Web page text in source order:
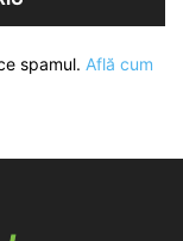
spamul. Află cum